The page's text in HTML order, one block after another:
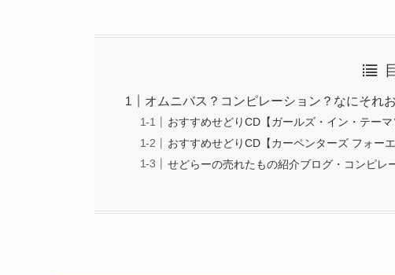
オムニバス？コンピレーション？なにそれ
おすすめせどりCD【ガールズ・イン・テー
おすすめせどりCD【カーペンターズ フォー
せどらーの売れたもの紹介ブログ・コンピレ